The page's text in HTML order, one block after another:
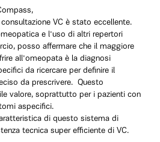
VC è stato eccellente.
e l'uso di altri repertori
posso affermare che il maggiore
all'omeopata è la diagnosi
da ricercare per definire il
da prescrivere. Questo
valore, soprattutto per i pazienti con
aspecifici.
di questo sistema di
tecnica super efficiente di VC.